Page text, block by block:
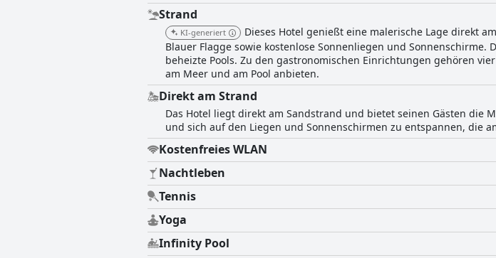
Strand
KI-generiert
Dieses Hotel genießt eine malerische Lage direkt
Blauer Flagge sowie kostenlose Sonnenliegen und
beheizte Pools. Zu den gastronomischen Einrichtungen gehören
am Meer und am Pool anbieten.
Direkt am Strand
Das Hotel liegt direkt am Sandstrand und bietet seinen Gästen die
und sich auf den Liegen und Sonnenschirmen zu entspannen, die
Kostenfreies WLAN
Nachtleben
Tennis
Yoga
Infinity Pool